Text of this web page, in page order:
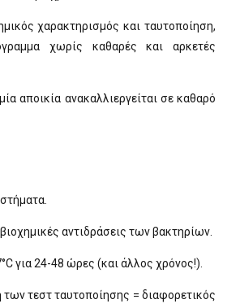
χαρακτηρισμός και ταυτοποίηση,
χωρίς καθαρές και αρκετές
αποικία ανακαλλιεργείται σε καθαρό
βιοχημικές αντιδράσεις των βακτηρίων.
για 24-48 ώρες (και άλλος χρόνος!).
των τεστ ταυτοποίησης = διαφορετικός